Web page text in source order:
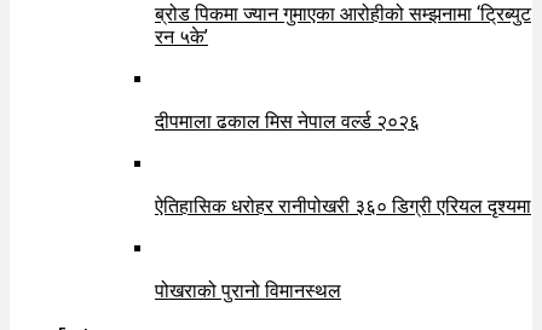
ब्रोड पिकमा ज्यान गुमाएका आरोहीको सम्झनामा ‘ट्रिब्युट
रन ५के’
दीपमाला ढकाल मिस नेपाल वर्ल्ड २०२६
ऐतिहासिक धरोहर रानीपोखरी ३६० डिग्री एरियल दृश्यमा
पोखराको पुरानो विमानस्थल